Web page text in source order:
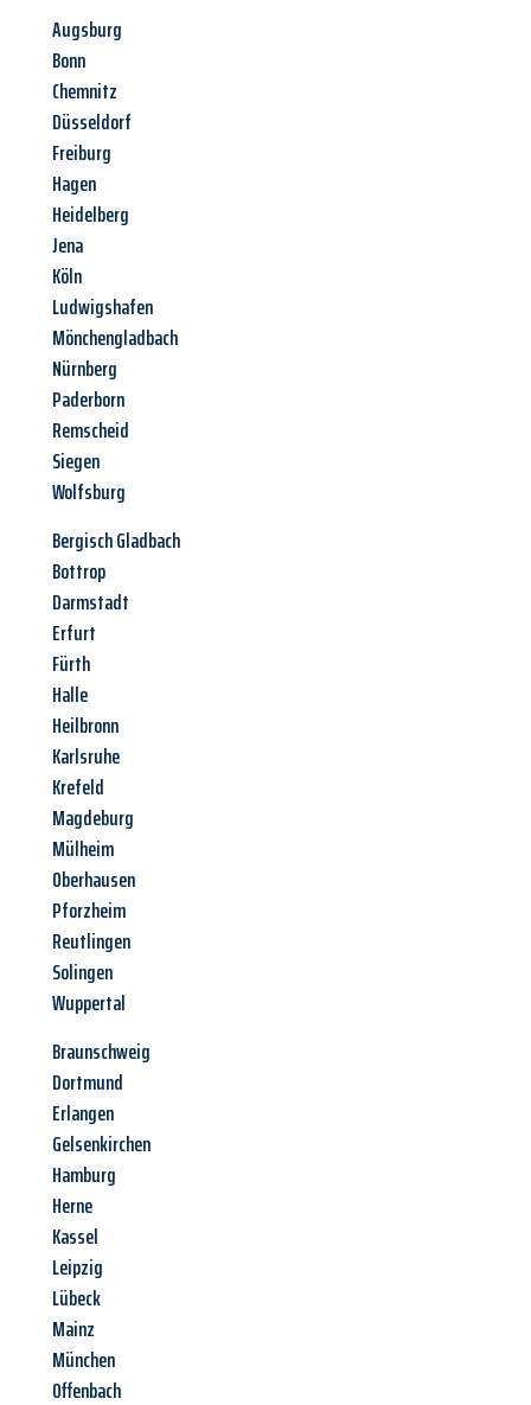
Augsburg
Bonn
Chemnitz
Düsseldorf
Freiburg
Hagen
Heidelberg
Jena
Köln
Ludwigshafen
Mönchengladbach
Nürnberg
Paderborn
Remscheid
Siegen
Wolfsburg
Bergisch Gladbach
Bottrop
Darmstadt
Erfurt
Fürth
Halle
Heilbronn
Karlsruhe
Krefeld
Magdeburg
Mülheim
Oberhausen
Pforzheim
Reutlingen
Solingen
Wuppertal
Braunschweig
Dortmund
Erlangen
Gelsenkirchen
Hamburg
Herne
Kassel
Leipzig
Lübeck
Mainz
München
Offenbach